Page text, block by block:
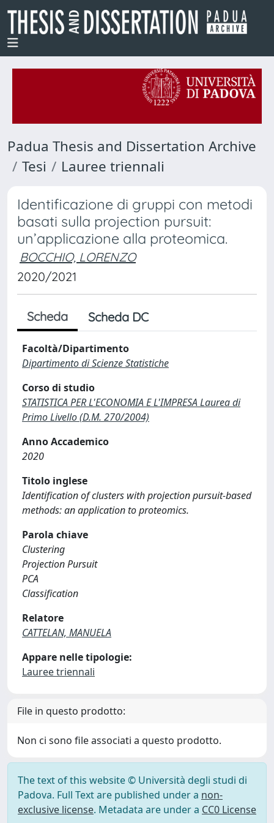
Padua Thesis and Dissertation Archive
Tesi
Lauree triennali
Identificazione di gruppi con metodi
basati sulla projection pursuit:
un’applicazione alla proteomica.
BOCCHIO, LORENZO
2020/2021
Scheda Scheda DC
Facoltà/Dipartimento
Dipartimento di Scienze Statistiche
Corso di studio
STATISTICA PER L'ECONOMIA E L'IMPRESA Laurea di
Primo Livello (D.M. 270/2004)
Anno Accademico
2020
Titolo inglese
Identification of clusters with projection pursuit-based
methods: an application to proteomics.
Parola chiave
Clustering
Projection Pursuit
PCA
Classification
Relatore
CATTELAN, MANUELA
Appare nelle tipologie:
Lauree triennali
File in questo prodotto:
Non ci sono file associati a questo prodotto.
The text of this website © Università degli studi di
Padova. Full Text are published under a non-
exclusive license. Metadata are under a CC0 License